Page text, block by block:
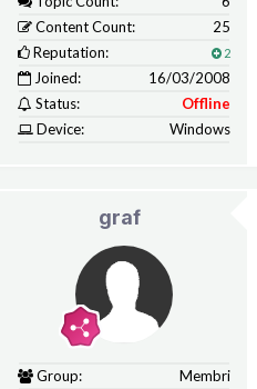
Content Count:
25
Reputation:
2
Joined:
16/03/2008
Status:
Offline
Device:
Windows
graf
Group:
Membri